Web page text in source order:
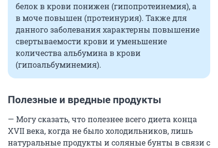
белок в крови понижен (гипопротеинемия), а
в моче повышен (протеинурия). Также для
данного заболевания характерны повышение
свертываемости крови и уменьшение
количества альбумина в крови
(гипоальбуминемия).
Полезные и вредные продукты
— Могу сказать, что полезнее всего диета конца
XVII века, когда не было холодильников, лишь
натуральные продукты и соляные бунты в связи с